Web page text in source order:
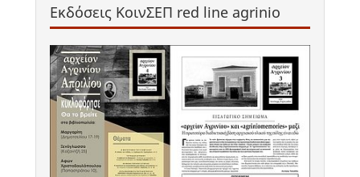
Εκδόσεις ΚοινΣΕΠ red line agrinio